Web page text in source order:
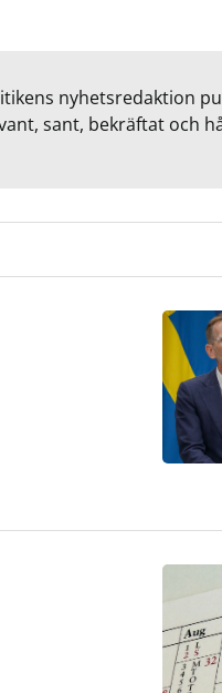
nyhetsredaktion
sant, bekräftat och